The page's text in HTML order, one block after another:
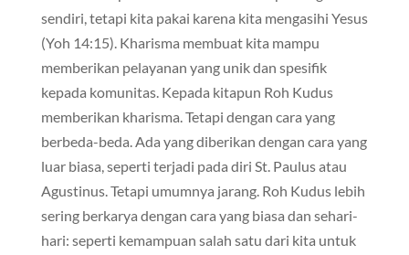
sendiri, tetapi kita pakai karena kita mengasihi Yesus
(Yoh 14:15). Kharisma membuat kita mampu
memberikan pelayanan yang unik dan spesifik
kepada komunitas. Kepada kitapun Roh Kudus
memberikan kharisma. Tetapi dengan cara yang
berbeda-beda. Ada yang diberikan dengan cara yang
luar biasa, seperti terjadi pada diri St. Paulus atau
Agustinus. Tetapi umumnya jarang. Roh Kudus lebih
sering berkarya dengan cara yang biasa dan sehari-
hari: seperti kemampuan salah satu dari kita untuk